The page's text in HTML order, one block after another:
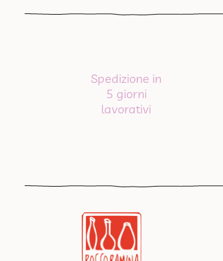
Spedizione in
5 giorni
lavorativi